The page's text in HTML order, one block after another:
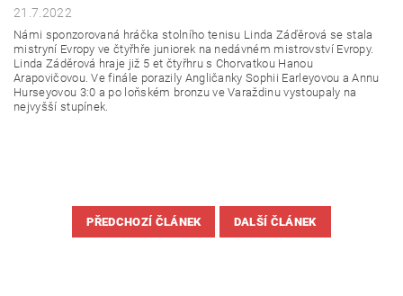
21.7.2022
Námi sponzorovaná hráčka stolního tenisu Linda Záďěrová se stala
mistryní Evropy ve čtyřhře juniorek na nedávném mistrovství Evropy.
Linda Záděrová hraje již 5 et čtyřhru s Chorvatkou Hanou
Arapovičovou. Ve finále porazily Angličanky Sophii Earleyovou a Annu
Hurseyovou 3:0 a po loňském bronzu ve Varaždinu vystoupaly na
nejvyšší stupínek.
PŘEDCHOZÍ ČLÁNEK DALŠÍ ČLÁNEK